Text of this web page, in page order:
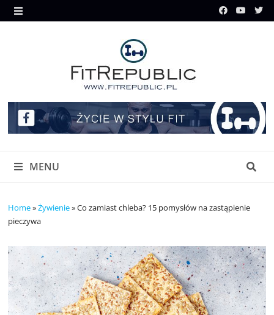
Skip
to
MENU
MENU
Home»Żywienie»Co zamiast chleba? 15 pomysłów na zastąpienie
pieczywa